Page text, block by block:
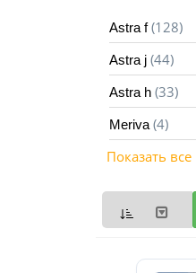
Astra f (128)
Astra j (44)
Astra h (33)
Meriva (4)
Показать все